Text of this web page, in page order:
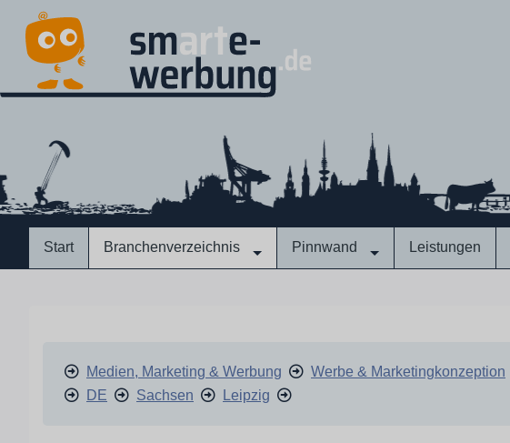
Start Branchenverzeichnis Pinnwand Leistungen
Medien, Marketing & Werbung Werbe & Marketingkonzeption
DE
Sachsen Leipzig